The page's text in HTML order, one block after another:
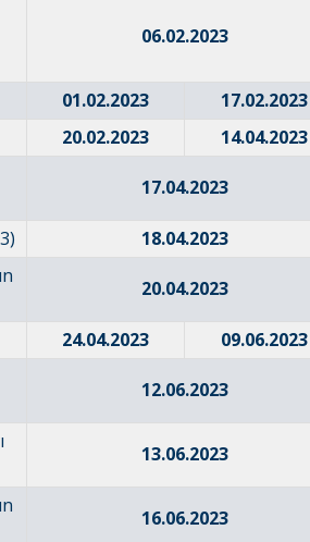
06.02.2023
01.02.2023
17.02.2023
20.02.2023
14.04.2023
17.04.2023
18.04.2023
20.04.2023
24.04.2023
09.06.2023
12.06.2023
13.06.2023
16.06.2023